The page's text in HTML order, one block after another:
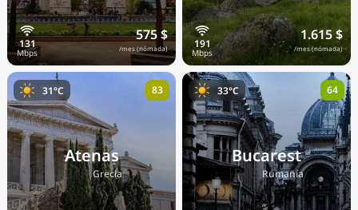
575 $
/mes (nómada)
1.615 $
/mes (nómada)
Atenas
🇬🇷Grecia
31°C 83
Bucarest
🇷🇴Rumanía
33°C 64